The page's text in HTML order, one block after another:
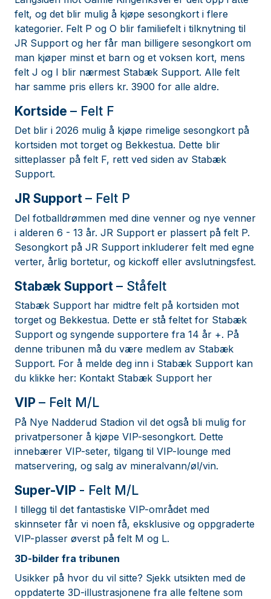
felt, og det blir mulig å kjøpe sesongkort i flere
kategorier. Felt P og O blir familiefelt i tilknytning til
JR Support og her får man billigere sesongkort om
man kjøper minst et barn og et voksen kort, mens
felt J og I blir nærmest Stabæk Support. Alle felt
har samme pris ellers kr. 3900 for alle aldre.
Kortside – Felt F
Det blir i 2026 mulig å kjøpe rimelige sesongkort på
kortsiden mot torget og Bekkestua. Dette blir
sitteplasser på felt F, rett ved siden av Stabæk
Support.
JR Support – Felt P
Del fotballdrømmen med dine venner og nye venner
i alderen 6 - 13 år. JR Support er plassert på felt P.
Sesongkort på JR Support inkluderer felt med egne
verter, årlig bortetur, og kickoff eller avslutningsfest.
Stabæk Support – Ståfelt
Stabæk Support har midtre felt på kortsiden mot
torget og Bekkestua. Dette er stå feltet for Stabæk
Support og syngende supportere fra 14 år +. På
denne tribunen må du være medlem av Stabæk
Support. For å melde deg inn i Stabæk Support kan
du klikke her: Kontakt Stabæk Support her
VIP – Felt M/L
På Nye Nadderud Stadion vil det også bli mulig for
privatpersoner å kjøpe VIP-sesongkort. Dette
innebærer VIP-seter, tilgang til VIP-lounge med
matservering, og salg av mineralvann/øl/vin.
Super-VIP - Felt M/L
I tillegg til det fantastiske VIP-området med
skinnseter får vi noen få, eksklusive og oppgraderte
VIP-plasser øverst på felt M og L.
3D-bilder fra tribunen
Usikker på hvor du vil sitte? Sjekk utsikten med de
oppdaterte 3D-illustrasjonene fra alle feltene som